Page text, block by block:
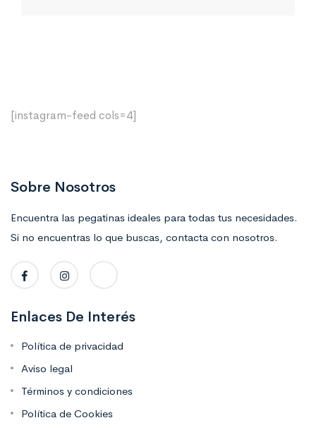
[instagram-feed cols=4]
Sobre Nosotros
Encuentra las pegatinas ideales para todas tus necesidades.
Si no encuentras lo que buscas, contacta con nosotros.
Enlaces De Interés
Política de privacidad
Aviso legal
Términos y condiciones
Política de Cookies